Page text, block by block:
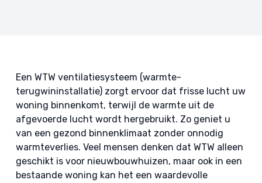
Een WTW ventilatiesysteem (warmte-
terugwininstallatie) zorgt ervoor dat frisse lucht uw
woning binnenkomt, terwijl de warmte uit de
afgevoerde lucht wordt hergebruikt. Zo geniet u
van een gezond binnenklimaat zonder onnodig
warmteverlies. Veel mensen denken dat WTW alleen
geschikt is voor nieuwbouwhuizen, maar ook in een
bestaande woning kan het een waardevolle